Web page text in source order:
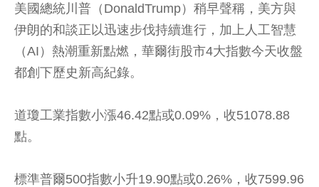
美國總統川普（DonaldTrump）稍早聲稱，美方與
伊朗的和談正以迅速步伐持續進行，加上人工智慧
（AI）熱潮重新點燃，華爾街股市4大指數今天收盤
都創下歷史新高紀錄。
道瓊工業指數小漲46.42點或0.09%，收51078.88
點。
標準普爾500指數小升19.90點或0.26%，收7599.96